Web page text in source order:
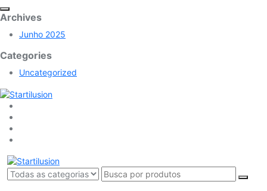
Archives
Junho 2025
Categories
Uncategorized